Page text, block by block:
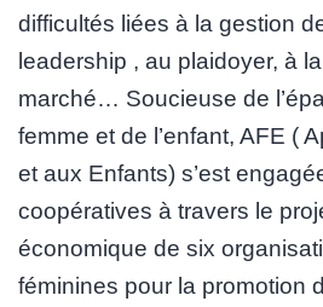
difficultés liées à la gestion
leadership , au plaidoyer, à
marché… Soucieuse de
femme et de l’enfant, AFE (
et aux Enfants) s’est
coopératives à travers le
économique de six
féminines pour la promotion